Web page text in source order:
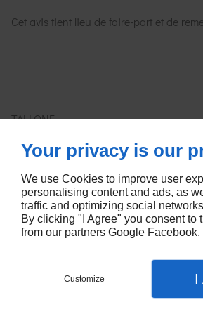
Cet avis tient lieu de faire-part et de
TALLONE
Chantal VINCENTI née RIMET-
Laëtitia VINCENTI, sa fille,
Paola SEMIDEI née VINCENTI sa fille
SEMIDEI son époux,
Noël VINCENTI, son frère,
Your privacy is our
We use Cookies to improve user
personalising content and ads, as
traffic and optimizing social
By clicking "I Agree" you consent to
from our partners Google Facebook.
Customize I